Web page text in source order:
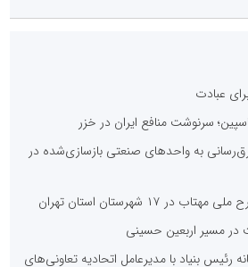
عبادت
سرنوشت منافع ایران در خزر
برق‌رسانی به واحدهای صنعتی بازسازی‌شده در
۱۷ شهرستان استان تهران
مسیر اربعین حسینی
بنیاد با مدیرعامل اتحادیه تعاونی‌های